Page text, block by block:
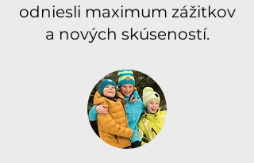
odniesli maximum zážitkov
a nových skúseností.